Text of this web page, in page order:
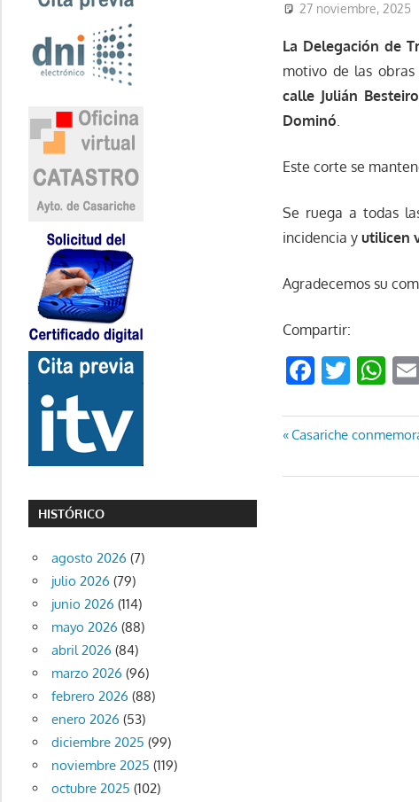
27 noviembre, 2025
La Delegación de
motivo de las
calle Julián Besteiro
Dominó.
Este corte se
Se ruega a todas
incidencia yutilicen
Agradecemos su
Compartir:
de
Entrada
Casariche
HISTÓRICO
agosto 2026 (7)
julio 2026 (79)
junio 2026 (114)
mayo 2026 (88)
abril 2026 (84)
marzo 2026 (96)
febrero 2026 (88)
enero 2026 (53)
diciembre 2025 (99)
noviembre 2025 (119)
octubre 2025 (102)